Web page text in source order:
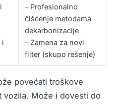
i
– Profesionalno
čišćenje metodama
dekarbonizacije
– Zamena za novi
filter (skupo rešenje)
povećati troškove
vozila. Može i dovesti do